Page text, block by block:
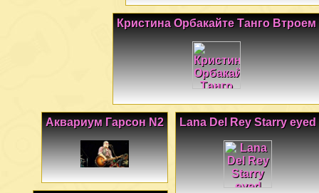
Кристина Орбакайте Танго Втроем
Lana Del Rey Starry eyed
Аквариум Гарсон N2